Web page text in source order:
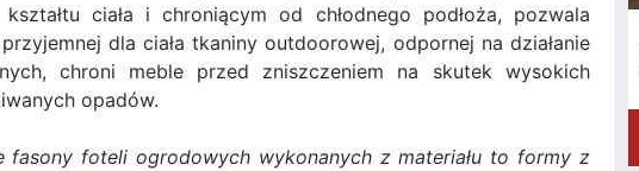
ciała i chroniącym od chłodnego podłoża, pozwala
dla ciała tkaniny outdoorowej, odpornej na działanie
chroni meble przed zniszczeniem na skutek wysokich
opadów.
fasony foteli ogrodowych wykonanych z materiału to formy z